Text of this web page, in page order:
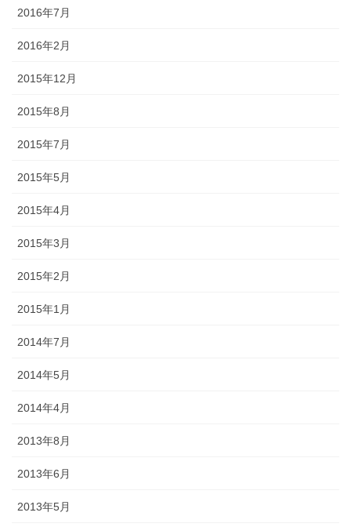
2016年7月
2016年2月
2015年12月
2015年8月
2015年7月
2015年5月
2015年4月
2015年3月
2015年2月
2015年1月
2014年7月
2014年5月
2014年4月
2013年8月
2013年6月
2013年5月